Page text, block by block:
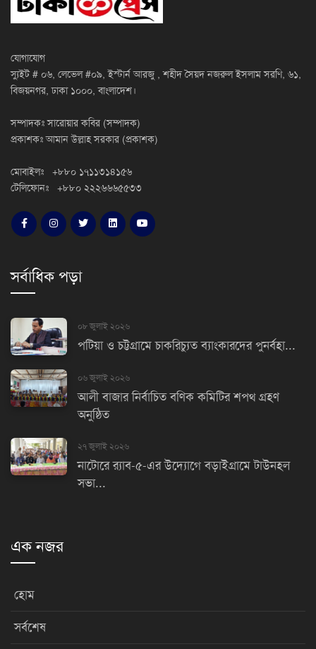
যোগাযোগ
স্যুইট # ০৬, লেভেল #০৯, ইস্টার্ন আরজু , শহীদ সৈয়দ নজরুল ইসলাম সরণি, ৬১,
বিজয়নগর, ঢাকা ১০০০, বাংলাদেশ।
সম্পাদকঃ সারোয়ার কবির (সম্পাদক)
প্রকাশকঃ আমান উল্লাহ সরকার (প্রকাশক)
মোবাইলঃ +৮৮০ ১৭১১৩১৪১৫৬
টেলিফোনঃ +৮৮০ ২২২৬৬৬৫৫৩৩
সর্বাধিক পড়া
০৮ জুলাই ২০২৬
পটিয়া ও চট্টগ্রামে চাকরিচ্যুত ব্যাংকারদের পুনর্বহা...
০৬ জুলাই ২০২৬
আলী বাজার নির্বাচিত বণিক কমিটির শপথ গ্রহণ
অনুষ্ঠিত
২৭ জুলাই ২০২৬
নাটোরে র‌্যাব-৫-এর উদ্যোগে বড়াইগ্রামে টাউনহল
সভা...
এক নজর
হোম
সর্বশেষ